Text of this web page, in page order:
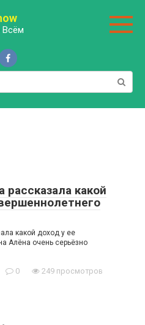
Всём
рассказала какой
какой доход у ее
Алёна очень серьёзно
0 249 просмотров